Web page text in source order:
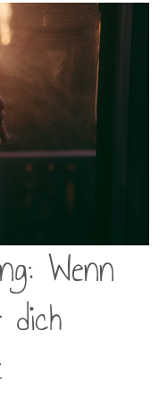
Wenn